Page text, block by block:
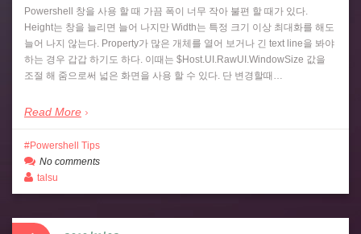
Powershell 창을 사용 할 때 가끔 폭이 너무 작아 불편 할 때가 있다.
Height는 창을 늘리면 늘어 나지만 Width는 특정 크기 이상 최대화를 해도
늘어 나지 않는다. Property가 많은 개체를 열어 보거나 긴 text line을 봐야
하는 경우 갑갑 하기도 하다. 이때는 $Host.UI.RawUI.WindowSize 값을
조절 해 줌으로써 넓은 화면을 사용 할 수 있다. 단 변경할때…
Read More
Powershell Tips
No comments
talsu